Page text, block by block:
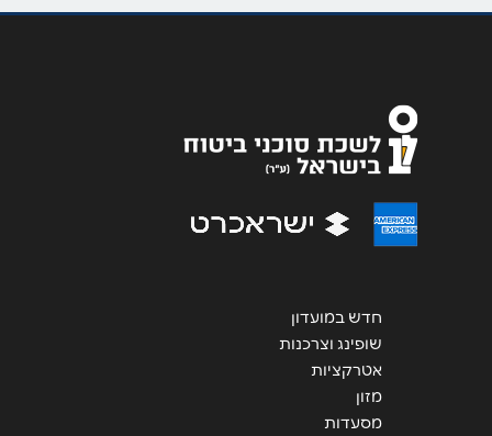
אנא חזרו אלי בקשר ל...
הודעה*
חדש במועדון
שופינג וצרכנות
אטרקציות
מזון
מסעדות